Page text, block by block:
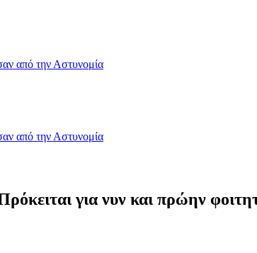
από την Αστυνομία
από την Αστυνομία
για νυν και πρώην